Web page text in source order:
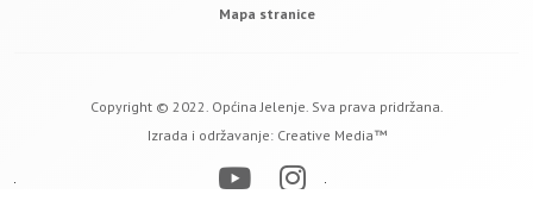
Mapa stranice
Copyright © 2022. Općina Jelenje. Sva prava pridržana.
Izrada i održavanje: Creative Media™